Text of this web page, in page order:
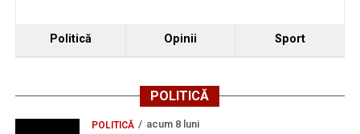
include stimularea abilităților cognitive, menținerea și
dezvoltarea autonomiei personale, recuperarea
abilităților de comunicare și utilizare a tehnologiilor de
comunicare, precum și activități terapeutice prin jocuri,
desen, pictură și lucru manual. Programul este
Politică Opinii Sport
POLITICĂ
POLITICĂ acum 8 luni